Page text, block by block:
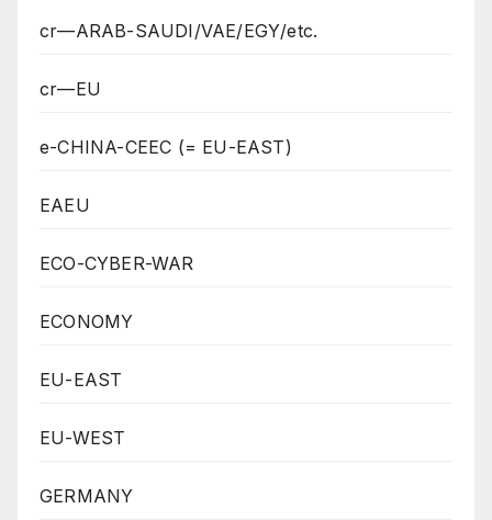
cr—ARAB-SAUDI/VAE/EGY/etc.
cr—EU
e-CHINA-CEEC (= EU-EAST)
EAEU
ECO-CYBER-WAR
ECONOMY
EU-EAST
EU-WEST
GERMANY